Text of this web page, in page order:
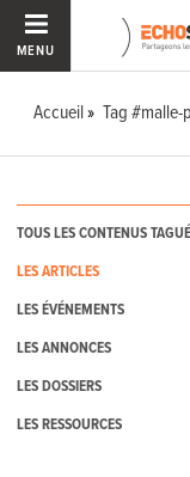
MENU
Accueil Tag
TOUS LES CONTENUS
LES ARTICLES
LES ÉVÉNEMENTS
LES ANNONCES
LES DOSSIERS
LES RESSOURCES